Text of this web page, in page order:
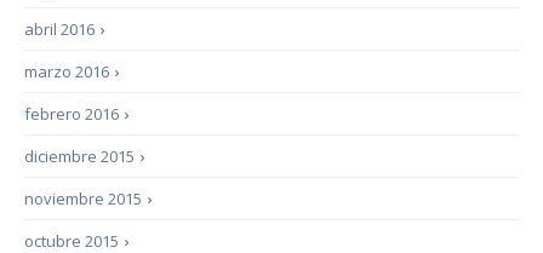
›
abril 2016
›
marzo 2016
›
febrero 2016
›
diciembre 2015
›
noviembre 2015
›
octubre 2015